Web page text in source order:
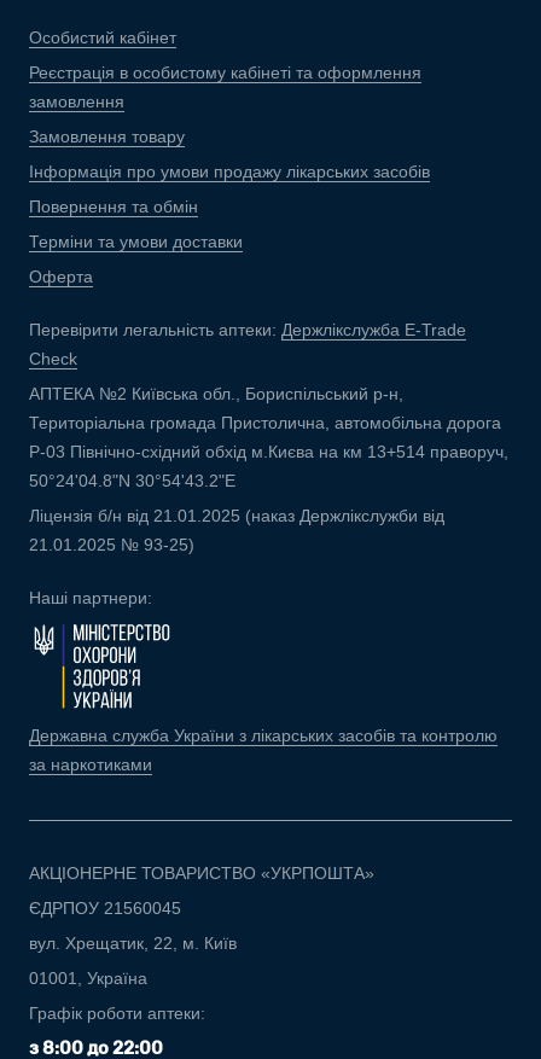
Особистий кабінет
Реєстрація в особистому кабінеті та оформлення
замовлення
Замовлення товару
Інформація про умови продажу лікарських засобів
Повернення та обмін
Терміни та умови доставки
Оферта
Перевірити легальність аптеки: Держлікслужба E-Trade
Check
АПТЕКА №2 Київська обл., Бориспільський р-н,
Територіальна громада Пристолична, автомобільна дорога
Р-03 Північно-східний обхід м.Києва на км 13+514 праворуч,
50°24'04.8"N 30°54'43.2"E
Ліцензія б/н від 21.01.2025 (наказ Держлікслужби від
21.01.2025 № 93-25)
Наші партнери:
Державна служба України з лікарських засобів та контролю
за наркотиками
АКЦІОНЕРНЕ ТОВАРИСТВО «УКРПОШТА»
ЄДРПОУ 21560045
вул. Хрещатик, 22, м. Київ
01001, Україна
Графік роботи аптеки:
з 8:00 до 22:00